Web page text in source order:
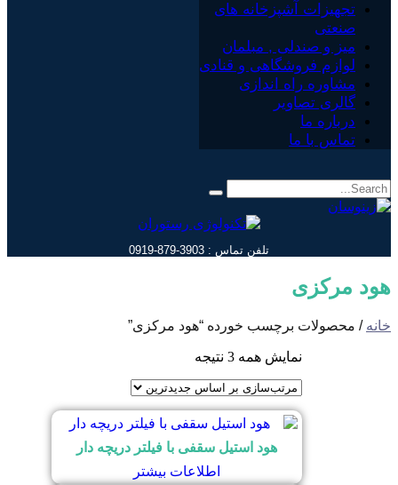
تجهیزات آشپزخانه های
صنعتی
میز و صندلی , مبلمان
لوازم فروشگاهی و قنادی
مشاوره راه اندازی
گالری تصاویر
درباره ما
تماس با ما
تلفن تماس : 3903-879-0919
هود مرکزی
خانه / محصولات برچسب خورده “هود مرکزی”
نمایش همه 3 نتیجه
اساس
جدیدترین
هود استیل سقفی با فیلتر دریچه دار
اطلاعات بیشتر